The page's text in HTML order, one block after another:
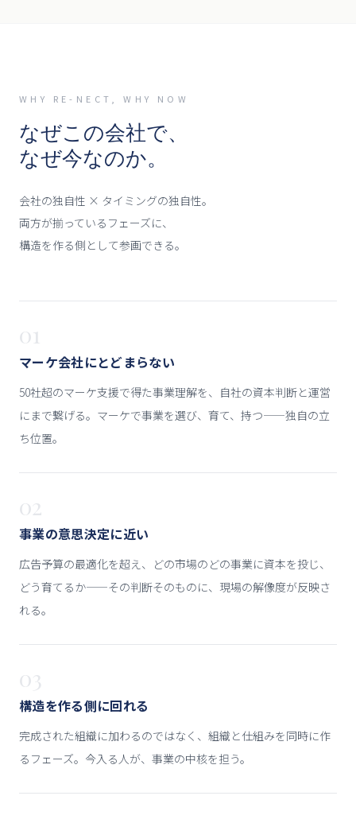
WHY RE-NECT, WHY NOW
なぜこの会社で、
なぜ今なのか。
会社の独自性 × タイミングの独自性。
両方が揃っているフェーズに、
構造を作る側として参画できる。
01
マーケ会社にとどまらない
50社超のマーケ支援で得た事業理解を、自社の資本判断と運営
にまで繋げる。マーケで事業を選び、育て、持つ——独自の立
ち位置。
02
事業の意思決定に近い
広告予算の最適化を超え、どの市場のどの事業に資本を投じ、
どう育てるか——その判断そのものに、現場の解像度が反映さ
れる。
03
構造を作る側に回れる
完成された組織に加わるのではなく、組織と仕組みを同時に作
るフェーズ。今入る人が、事業の中核を担う。